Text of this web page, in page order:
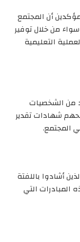
أن المجتمع
من خلال توفير
التعليمية
من الشخصيات
شهادات تقدير
المجتمع.
أشادوا باللفتة
المبادرات التي